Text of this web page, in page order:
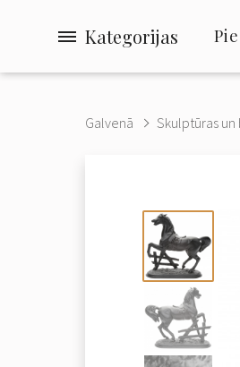
Kategorijas
Galvenā Skulptūras un